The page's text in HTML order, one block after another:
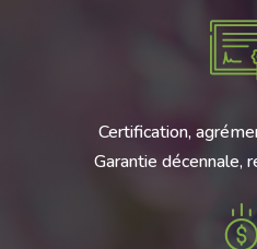
Certification,
Garantie décennale,